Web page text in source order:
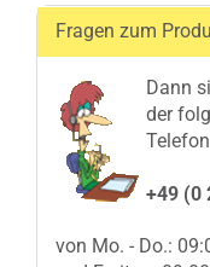
Fragen zum
Dann
der
+49 (0
von Mo. - Do.: